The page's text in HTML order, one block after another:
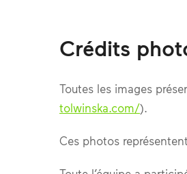
Crédits
Toutes les images
tolwinska.com/).
Ces photos